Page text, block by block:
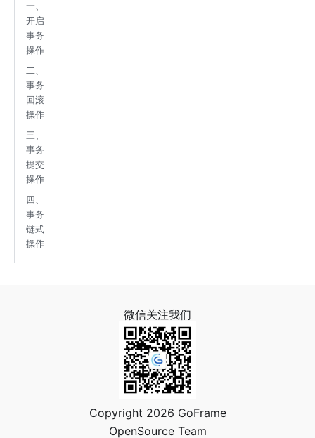
一、
开启
事务
操作
二、
事务
回滚
操作
三、
事务
提交
操作
四、
事务
链式
操作
微信关注我们
Copyright 2026 GoFrame
OpenSource Team